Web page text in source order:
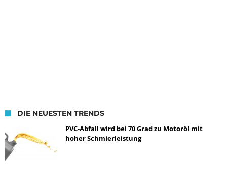
DIE NEUESTEN TRENDS
PVC-Abfall wird bei 70 Grad zu Motoröl mit
hoher Schmierleistung